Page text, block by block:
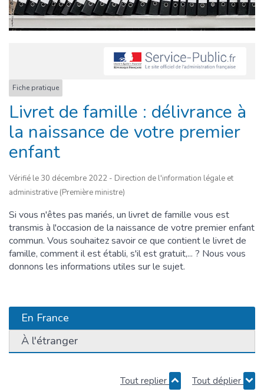
Fiche pratique
Livret de famille : délivrance à
la naissance de votre premier
enfant
Vérifié le 30 décembre 2022 - Direction de l'information légale et
administrative (Première ministre)
Si vous n'êtes pas mariés, un livret de famille vous est
transmis à l'occasion de la naissance de votre premier enfant
commun. Vous souhaitez savoir ce que contient le livret de
famille, comment il est établi, s'il est gratuit,... ? Nous vous
donnons les informations utiles sur le sujet.
En France
À l'étranger
Tout replier Tout déplier